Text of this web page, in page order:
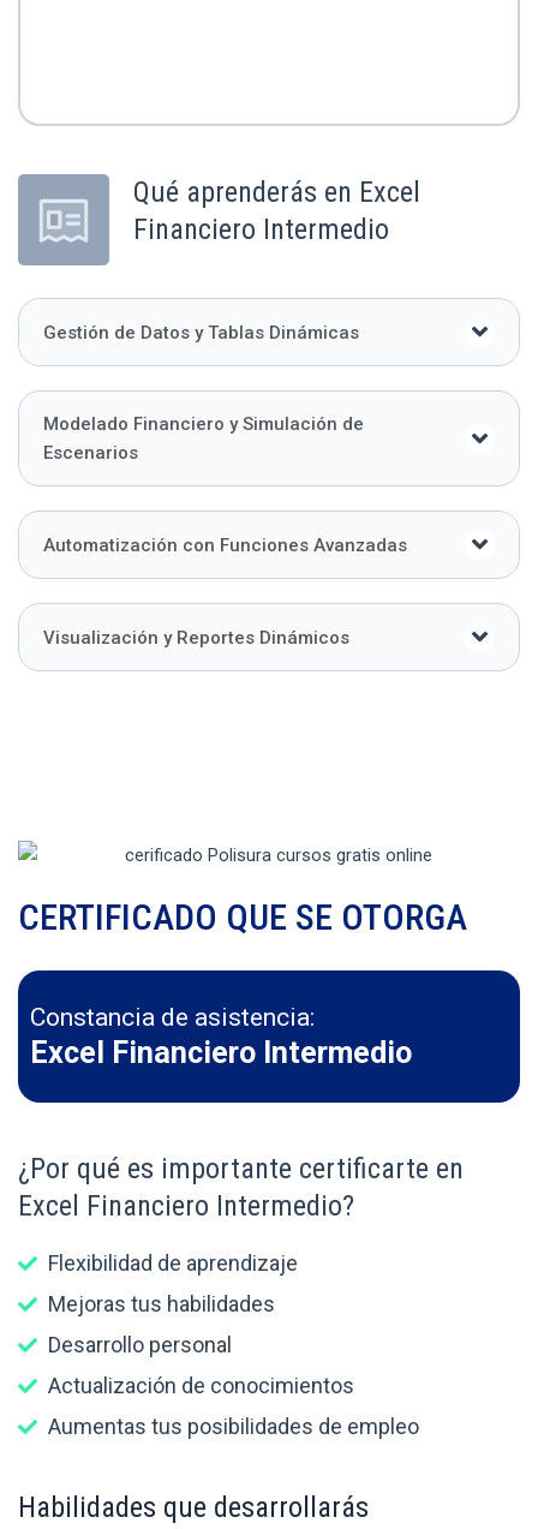
Qué aprenderás en Excel
Financiero Intermedio
Gestión de Datos y Tablas Dinámicas
Modelado Financiero y Simulación de
Escenarios
Automatización con Funciones Avanzadas
Visualización y Reportes Dinámicos
CERTIFICADO QUE SE OTORGA
Constancia de asistencia:
Excel Financiero Intermedio
¿Por qué es importante certificarte en
Excel Financiero Intermedio?
Flexibilidad de aprendizaje
Mejoras tus habilidades
Desarrollo personal
Actualización de conocimientos
Aumentas tus posibilidades de empleo
Habilidades que desarrollarás